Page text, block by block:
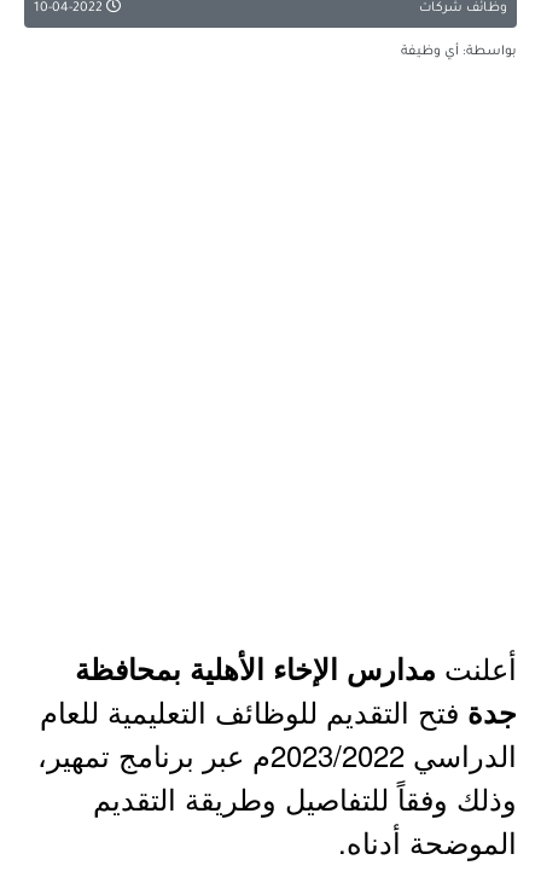
وظائف شركات
بواسطة: أي وظيفة
أعلنت مدارس الإخاء الأهلية بمحافظة
جدة فتح التقديم للوظائف التعليمية للعام
الدراسي 2023/2022م عبر برنامج تمهير،
وذلك وفقاً للتفاصيل وطريقة التقديم
الموضحة أدناه.